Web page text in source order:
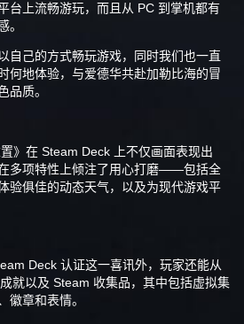
台上流畅游玩，而且从 PC 到掌机都有
。
自己的方式畅玩游戏，同时我们也一直
何地体验，与爱德华共赴加勒比海的冒
品质。
》 在 Steam Deck 上不仅画面表现出
多项特性上倾注了用心打磨——包括全
验俱佳的动态天气，以及为现代游戏平
Deck 认证这一喜讯外，玩家还能从
就以及 Steam 收集品，其中包括虚拟集
徽章和表情。